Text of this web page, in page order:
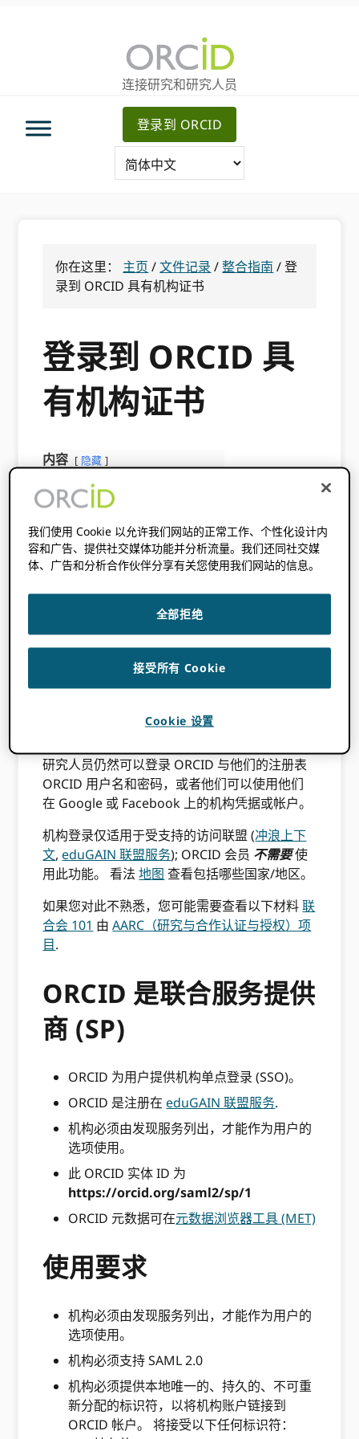
连接研究和研究人员
登录到 ORCID
你在这里： 主页 /文件记录 /整合指南 /登
录到 ORCID 具有机构证书
登录到 ORCID 具
有机构证书
内容 隐藏
ORCID 是联合服务提供商 (SP)
2 使用要求
4 需要帮助？
4.1 ORCID 在 EduPerson 架构中
您的研究人员通常拥有多组登录凭据，用于他们
的机构、个人帐户等。 管理它们可能很麻烦，但
他们已经使用的凭据进行注册。
ORCID 为用户提供机构单点登录 (SSO)。 这意
味着研究人员可以使用他们的机构凭据登录
研究人员仍然可以登录 ORCID 与他们的注册表
ORCID 用户名和密码，或者他们可以使用他们
在 Google 或 Facebook 上的机构凭据或帐户。
机构登录仅适用于受支持的访问联盟 (冲浪上下
文,eduGAIN 联盟服务); ORCID 会员 不需要使
用此功能。 看法地图 查看包括哪些国家/地区。
如果您对此不熟悉，您可能需要查看以下材料联
合会 101 由AARC（研究与合作认证与授权）项
目.
ORCID 是联合服务提供
商 (SP)
ORCID 为用户提供机构单点登录 (SSO)。
ORCID 是注册在eduGAIN 联盟服务.
机构必须由发现服务列出，才能作为用户的
选项使用。
此 ORCID 实体 ID 为
https://orcid.org/saml2/sp/1
ORCID 元数据可在元数据浏览器工具 (MET)
使用要求
机构必须由发现服务列出，才能作为用户的
选项使用。
机构必须支持 SAML 2.0
机构必须提供本地唯一的、持久的、不可重
新分配的标识符，以将机构账户链接到
ORCID 帐户。 将接受以下任何标识符：
我们使用 Cookie 以允许我们网站的正常工作、个性化设计内
容和广告、提供社交媒体功能并分析流量。我们还同社交媒
体、广告和分析合作伙伴分享有关您使用我们网站的信息。
全部拒绝
接受所有 Cookie
Cookie 设置